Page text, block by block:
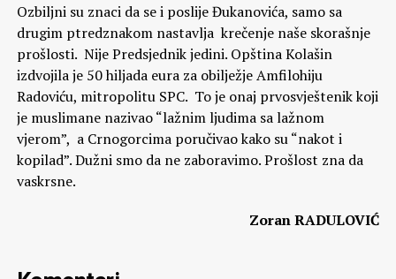
Ozbiljni su znaci da se i poslije Đukanovića, samo sa
drugim ptredznakom nastavlja krečenje naše skorašnje
prošlosti. Nije Predsjednik jedini. Opština Kolašin
izdvojila je 50 hiljada eura za obilježje Amfilohiju
Radoviću, mitropolitu SPC. To je onaj prvosvještenik koji
je muslimane nazivao “lažnim ljudima sa lažnom
vjerom”, a Crnogorcima poručivao kako su “nakot i
kopilad”. Dužni smo da ne zaboravimo. Prošlost zna da
vaskrsne.
Zoran RADULOVIĆ